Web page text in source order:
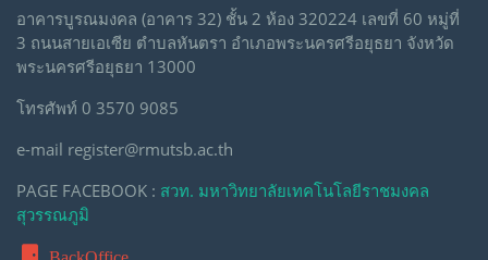
อาคารบูรณมงคล (อาคาร 32) ชั้น 2 ห้อง 320224 เลขที่ 60 หมู่ที่
3 ถนนสายเอเซีย ตำบลหันตรา อำเภอพระนครศรีอยุธยา จังหวัด
พระนครศรีอยุธยา 13000
โทรศัพท์ 0 3570 9085
e-mail register@rmutsb.ac.th
PAGE FACEBOOK : สวท. มหาวิทยาลัยเทคโนโลยีราชมงคล
สุวรรณภูมิ